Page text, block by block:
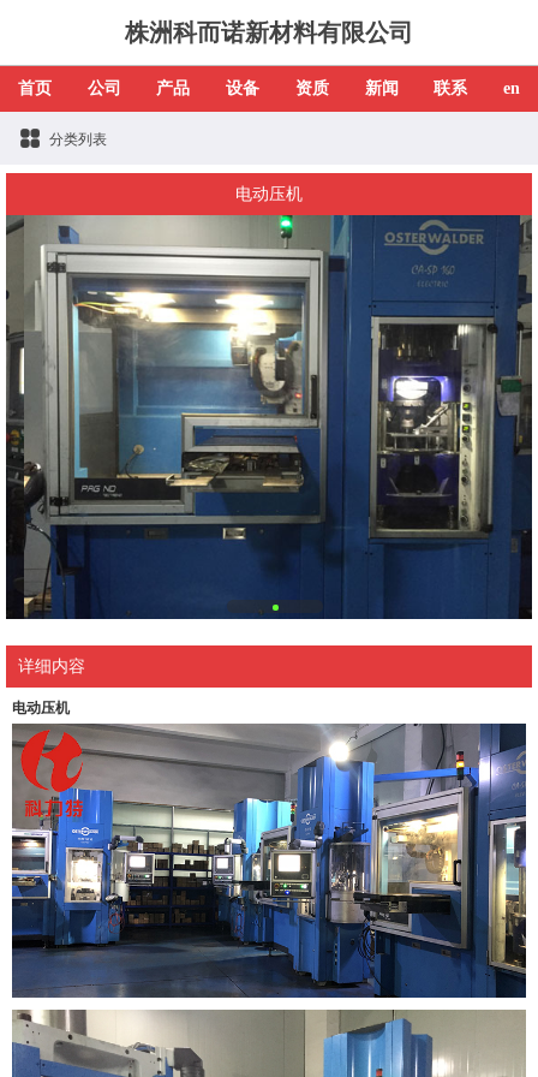
株洲科而诺新材料有限公司
首页 公司 产品 设备 资质 新闻 联系 en
分类列表
电动压机
详细内容
电动压机